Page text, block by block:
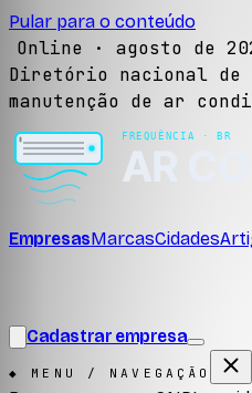
Pular para o conteúdo
Online · agosto de
Diretório nacional de
manutenção de ar
EmpresasMarcasCidades
Cadastrar empresa
◆ MENU / NAVEGAÇÃO